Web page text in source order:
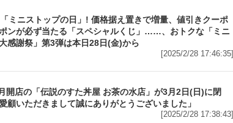
ミニストップの日」! 価格据え置きで増量、値引きクーポ
ンが必ず当たる「スペシャルくじ」……、おトクな「ミニ
感謝祭」第3弾は本日28日(金)から
[2025/2/28 17:46:35]
開店の「伝説のすた丼屋 お茶の水店」が3月2日(日)に閉
顧いただきまして誠にありがとうございました」
[2025/2/28 17:38:43]